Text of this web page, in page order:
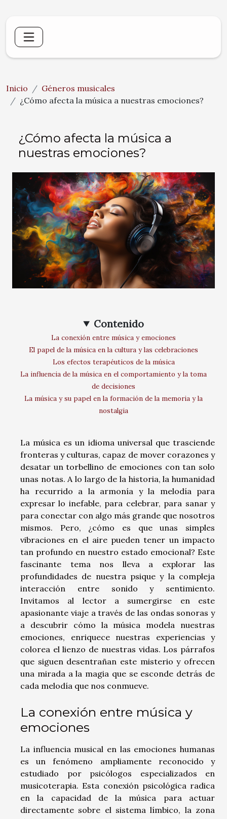
Inicio
Géneros musicales
¿Cómo afecta la música a nuestras emociones?
¿Cómo afecta la música a
nuestras emociones?
Contenido
La conexión entre música y emociones
El papel de la música en la cultura y las celebraciones
Los efectos terapéuticos de la música
La influencia de la música en el comportamiento y la toma
de decisiones
La música y su papel en la formación de la memoria y la
nostalgia
La música es un idioma universal que trasciende
fronteras y culturas, capaz de mover corazones y
desatar un torbellino de emociones con tan solo
unas notas. A lo largo de la historia, la humanidad
ha recurrido a la armonía y la melodía para
expresar lo inefable, para celebrar, para sanar y
para conectar con algo más grande que nosotros
mismos. Pero, ¿cómo es que unas simples
vibraciones en el aire pueden tener un impacto
tan profundo en nuestro estado emocional? Este
fascinante tema nos lleva a explorar las
profundidades de nuestra psique y la compleja
interacción entre sonido y sentimiento.
Invitamos al lector a sumergirse en este
apasionante viaje a través de las ondas sonoras y
a descubrir cómo la música modela nuestras
emociones, enriquece nuestras experiencias y
colorea el lienzo de nuestras vidas. Los párrafos
que siguen desentrañan este misterio y ofrecen
una mirada a la magia que se esconde detrás de
cada melodía que nos conmueve.
La conexión entre música y
emociones
La influencia musical en las emociones humanas
es un fenómeno ampliamente reconocido y
estudiado por psicólogos especializados en
musicoterapia. Esta conexión psicológica radica
en la capacidad de la música para actuar
directamente sobre el sistema límbico, la zona